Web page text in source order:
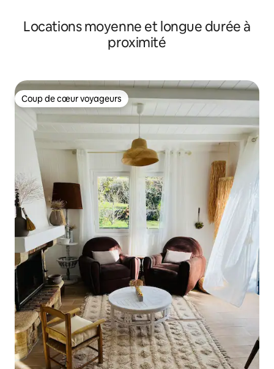
Locations moyenne et longue durée à
proximité
Coup de cœur voyageurs
Coup de cœur voyageurs